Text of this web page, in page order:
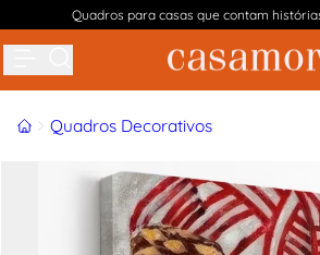
Quadros para casas que contam
InícioQuadros Decorativos